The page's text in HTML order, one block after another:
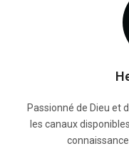
Passionné de Dieu et
les canaux